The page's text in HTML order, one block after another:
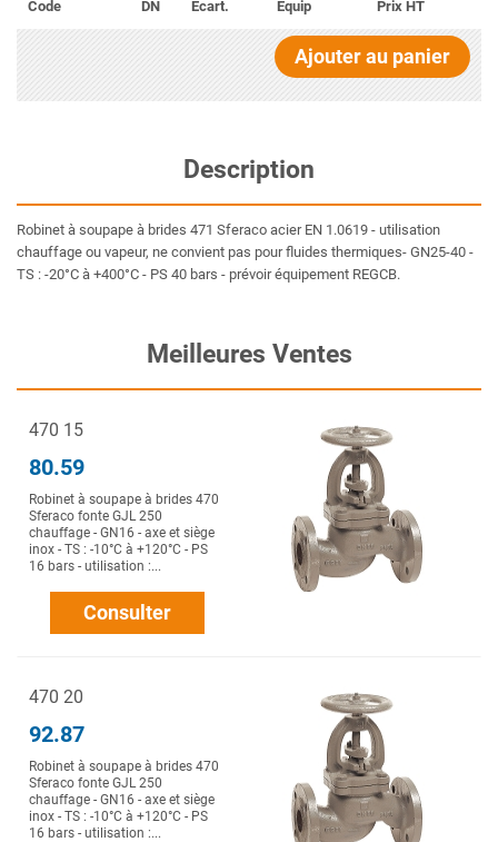
Code DN Ecart. Equip Prix HT
Ajouter au panier
Description
Robinet à soupape à brides 471 Sferaco acier EN 1.0619 - utilisation
chauffage ou vapeur, ne convient pas pour fluides thermiques- GN25-40 -
TS : -20°C à +400°C - PS 40 bars - prévoir équipement REGCB.
Meilleures Ventes
470 15
80.59
Robinet à soupape à brides 470
Sferaco fonte GJL 250
chauffage - GN16 - axe et siège
inox - TS : -10°C à +120°C - PS
16 bars - utilisation :...
Consulter
470 20
92.87
Robinet à soupape à brides 470
Sferaco fonte GJL 250
chauffage - GN16 - axe et siège
inox - TS : -10°C à +120°C - PS
16 bars - utilisation :...